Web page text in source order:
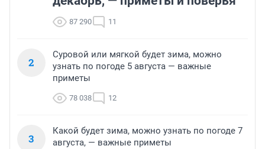
87 290 11
2
Суровой или мягкой будет зима, можно
узнать по погоде 5 августа — важные
приметы
78 038 12
3
Какой будет зима, можно узнать по погоде 7
августа, — важные приметы